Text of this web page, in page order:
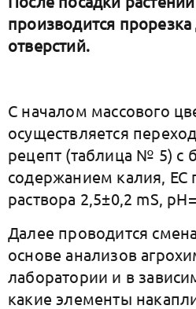
производится
отверстий.
С началом массового
осуществляется
рецепт (таблица № 5) с
содержанием калия, ЕС
раствора 2,5±0,2 mS,
Далее проводится
основе анализов
лаборатории и в
какие элементы